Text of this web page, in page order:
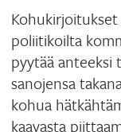
poliitikoilta
pyytää anteeksi
sanojensa
kohua
kaavasta